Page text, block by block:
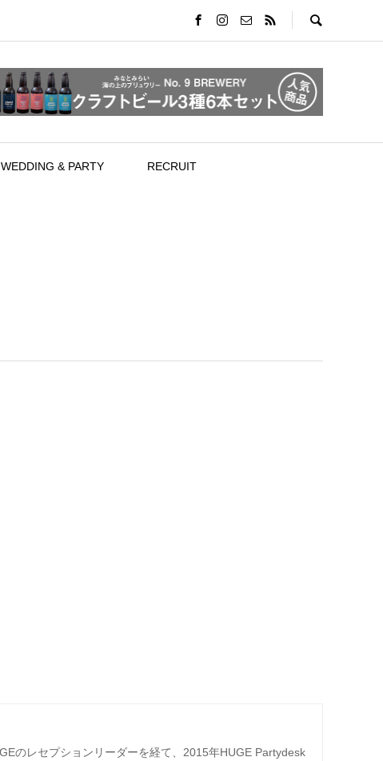
WEDDING & PARTY RECRUIT
のレセプションリーダーを経て、2015年HUGE Partydesk